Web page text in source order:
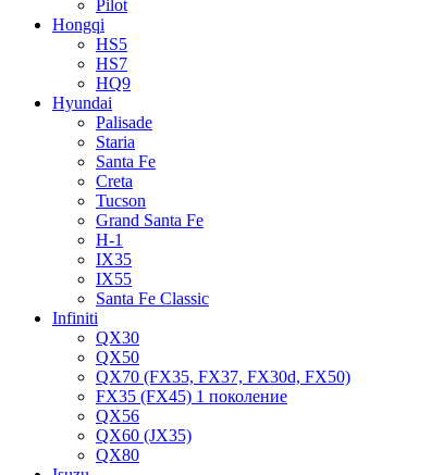
Pilot
Hongqi
HS5
HS7
HQ9
Hyundai
Palisade
Staria
Santa Fe
Creta
Tucson
Grand Santa Fe
H-1
IX35
IX55
Santa Fe Classic
Infiniti
QX30
QX50
QX70 (FX35, FX37, FX30d, FX50)
FX35 (FX45) 1 поколение
QX56
QX60 (JX35)
QX80